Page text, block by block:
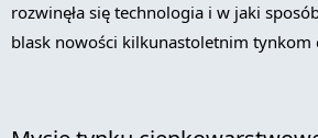
rozwinęła się technologia i w jaki
blask nowości kilkunastoletnim